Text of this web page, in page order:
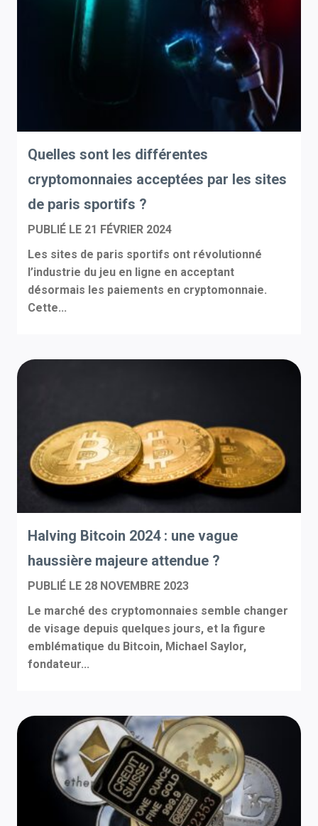
Quelles sont les différentes
cryptomonnaies acceptées par les sites
de paris sportifs ?
PUBLIÉ LE 21 FÉVRIER 2024
Les sites de paris sportifs ont révolutionné
l’industrie du jeu en ligne en acceptant
désormais les paiements en cryptomonnaie.
Cette...
Halving Bitcoin 2024 : une vague
haussière majeure attendue ?
PUBLIÉ LE 28 NOVEMBRE 2023
Le marché des cryptomonnaies semble changer
de visage depuis quelques jours, et la figure
emblématique du Bitcoin, Michael Saylor,
fondateur...